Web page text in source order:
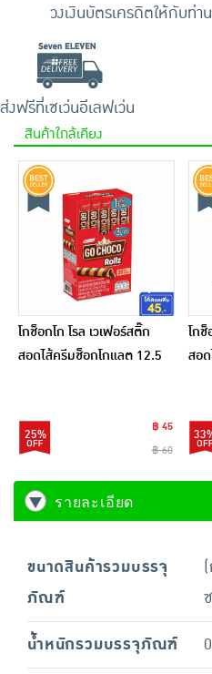
วงเงินบัตรเครดิตให้กับท่า
ส่งฟรีที่เซเว่นอีเลฟเว่น
สินค้าใกล้เคียง
โกช็อกโก โรล เวเฟอร์สติ๊ก
สอดไส้ครีมช็อกโกแลต 12.5
25%
฿ 45
฿ 60
โกช็
สอ
รายละเอียด
ขนาดสินค้ารวมบรรจุ
ภัณฑ์
น้ำหนักรวมบรรจุภัณฑ์